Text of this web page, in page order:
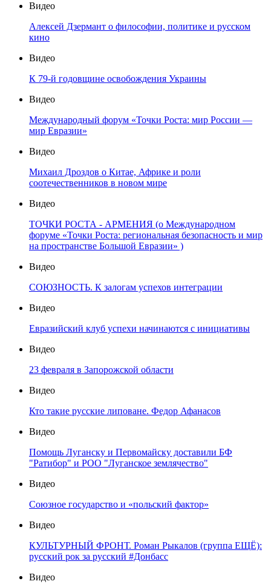
Видео
Алексей Дзермант о философии, политике и русском
кино
Видео
К 79-й годовщине освобождения Украины
Видео
Международный форум «Точки Роста: мир России —
мир Евразии»
Видео
Михаил Дроздов о Китае, Африке и роли
соотечественников в новом мире
Видео
ТОЧКИ РОСТА - АРМЕНИЯ (о Международном
форуме «Точки Роста: региональная безопасность и мир
на пространстве Большой Евразии» )
Видео
СОЮЗНОСТЬ. К залогам успехов интеграции
Видео
Евразийский клуб успехи начинаются с инициативы
Видео
23 февраля в Запорожской области
Видео
Кто такие русские липоване. Федор Афанасов
Видео
Помощь Луганску и Первомайску доставили БФ
"Ратибор" и РОО "Луганское землячество"
Видео
Союзное государство и «польский фактор»
Видео
КУЛЬТУРНЫЙ ФРОНТ. Роман Рыкалов (группа ЕЩЁ):
русский рок за русский #Донбасс
Видео